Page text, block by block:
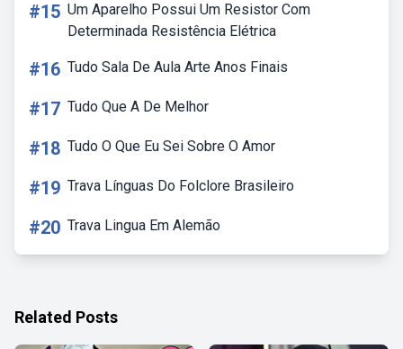
#15 Um Aparelho Possui Um Resistor Com
Determinada Resistência Elétrica
#16 Tudo Sala De Aula Arte Anos Finais
#17 Tudo Que A De Melhor
#18 Tudo O Que Eu Sei Sobre O Amor
#19 Trava Línguas Do Folclore Brasileiro
#20 Trava Lingua Em Alemão
Related Posts